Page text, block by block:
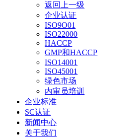
返回上一级
企业认证
ISO9O01
ISO22000
HACCP
GMP和HACCP
ISO14001
ISO45001
绿色市场
内审员培训
企业标准
SC认证
新闻中心
关于我们